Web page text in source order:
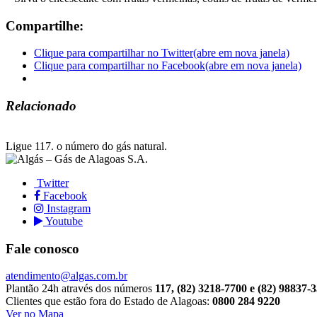
Compartilhe:
Clique para compartilhar no Twitter(abre em nova janela)
Clique para compartilhar no Facebook(abre em nova janela)
Relacionado
Ligue 117. o número do gás natural.
Twitter
Facebook
Instagram
Youtube
Fale conosco
atendimento@algas.com.br
Plantão 24h através dos números 117, (82) 3218-7700 e (82) 98837-
Clientes que estão fora do Estado de Alagoas: 0800 284 9220
Ver no Mapa